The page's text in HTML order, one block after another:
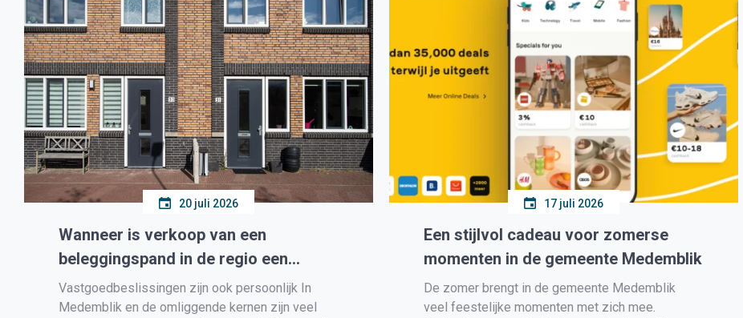
20 juli 2026
Wanneer is verkoop van een
beleggingspand in de regio een
logische stap?
Vastgoedbeslissingen zijn ook persoonlijk In
Medemblik en de omliggende kernen zijn veel
17 juli 2026
Een stijlvol cadeau voor zomerse
momenten in de gemeente Medemblik
De zomer brengt in de gemeente Medemblik
veel feestelijke momenten met zich mee.